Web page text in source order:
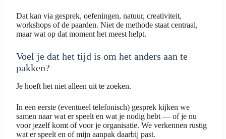
Dat kan via gesprek, oefeningen, natuur, creativiteit,
workshops of de paarden. Niet de methode staat centraal,
maar wat op dat moment het meest helpt.
Voel je dat het tijd is om het anders aan te
pakken?
Je hoeft het niet alleen uit te zoeken.
In een eerste (eventueel telefonisch) gesprek kijken we
samen naar wat er speelt en wat je nodig hebt — of je nu
voor jezelf komt of voor je organisatie. We verkennen rustig
wat er speelt en of mijn aanpak daarbij past.